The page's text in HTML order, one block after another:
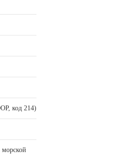
код 214)
морской